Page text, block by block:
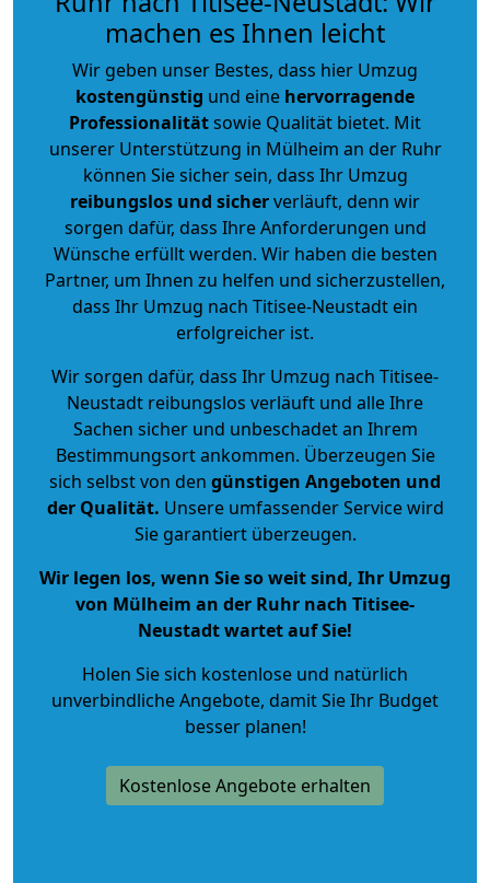
machen es Ihnen leicht
Wir geben unser Bestes, dass hier Umzug
kostengünstig und eine hervorragende
Professionalitätsowie Qualität bietet. Mit
unserer Unterstützung in Mülheim an der Ruhr
können Sie sicher sein, dass Ihr Umzug
reibungslos und sicherverläuft, denn wir
sorgen dafür, dass Ihre Anforderungen und
Wünsche erfüllt werden. Wir haben die besten
Partner, um Ihnen zu helfen und sicherzustellen,
dass Ihr Umzug nach Titisee-Neustadt ein
erfolgreicher ist.
Wir sorgen dafür, dass Ihr Umzug nach Titisee-
Neustadt reibungslos verläuft und alle Ihre
Sachen sicher und unbeschadet an Ihrem
Bestimmungsort ankommen. Überzeugen Sie
sich selbst von den günstigen Angeboten und
der Qualität. Unsere umfassender Service wird
Sie garantiert überzeugen.
Wir legen los, wenn Sie so weit sind, Ihr Umzug
von Mülheim an der Ruhr nach Titisee-
Neustadt wartet auf Sie!
Holen Sie sich kostenlose und natürlich
unverbindliche Angebote, damit Sie Ihr Budget
besser planen!
Kostenlose Angebote erhalten